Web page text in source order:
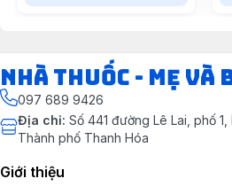
Nhà Thuốc - Mẹ và
097 689 9426
Địa chỉ: Số 441 đường Lê Lai, phố
Thành phố Thanh Hóa
Giới thiệu